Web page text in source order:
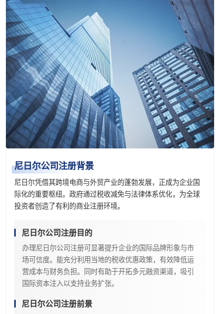
尼日尔公司注册背景
尼日尔凭借其跨境电商与外贸产业的蓬勃发展，正成为企业国
际化的重要枢纽。政府通过税收减免与法律体系优化，为全球
投资者创造了有利的商业注册环境。
尼日尔公司注册目的
办理尼日尔公司注册可显著提升企业的国际品牌形象与市
场可信度。能充分利用当地的税收优惠政策，有效降低运
营成本与财务负担。同时有助于开拓多元融资渠道，吸引
国际资本注入以支持业务扩张。
尼日尔公司注册前景